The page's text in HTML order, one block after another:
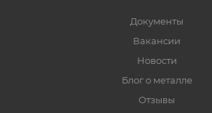
Документы
Вакансии
Новости
Блог о металле
Отзывы